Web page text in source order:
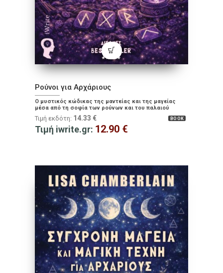
Ρούνοι για Αρχάριους
Ο μυστικός κώδικας της μαντείας και της μαγείας
μέσα από τη σοφία των ρούνων και του παλαιού
BOOK
Τιμή εκδότη: 14.33 €
Τιμή iwrite.gr: 12.90 €